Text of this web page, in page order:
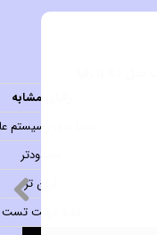
رقبای مشابه
بعضا بدون سیستم
محدودتر
گران تر
فقط مهلت تست